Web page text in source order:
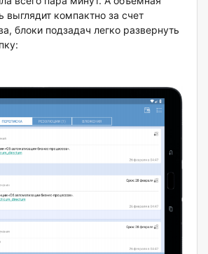
выглядит компактно за счет
блоки подзадач легко развернуть